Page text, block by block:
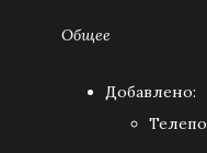
Общее
Добавлено: